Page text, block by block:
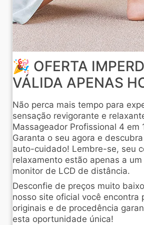
🎉 OFERTA
VÁLIDA APENAS
Não perca mais tempo para
sensação revigorante e
Massageador Profissional 4 em
Garanta o seu agora e
auto-cuidado! Lembre-se, seu
relaxamento estão apenas a
monitor de LCD de distância.
Desconfie de preços muito
nosso site oficial você encontra
originais e de procedência
esta oportunidade única!